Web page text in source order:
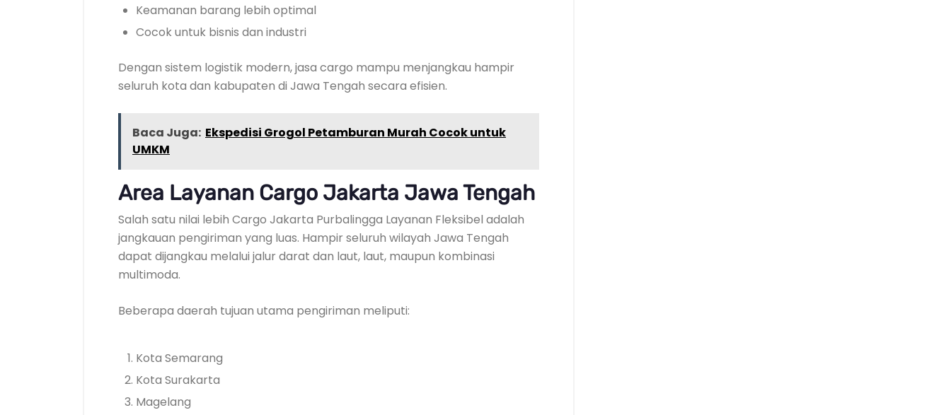
Keamanan barang lebih optimal
Cocok untuk bisnis dan industri
Dengan sistem logistik modern, jasa cargo mampu menjangkau hampir
seluruh kota dan kabupaten di Jawa Tengah secara efisien.
Baca Juga: Ekspedisi Grogol Petamburan Murah Cocok untuk
UMKM
Area Layanan Cargo Jakarta Jawa Tengah
Salah satu nilai lebih Cargo Jakarta Purbalingga Layanan Fleksibel adalah
jangkauan pengiriman yang luas. Hampir seluruh wilayah Jawa Tengah
dapat dijangkau melalui jalur darat dan laut, laut, maupun kombinasi
multimoda.
Beberapa daerah tujuan utama pengiriman meliputi:
Kota Semarang
Kota Surakarta
Magelang